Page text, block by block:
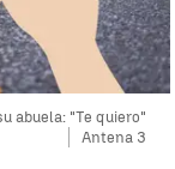
abuela: "Te quiero"
Antena 3